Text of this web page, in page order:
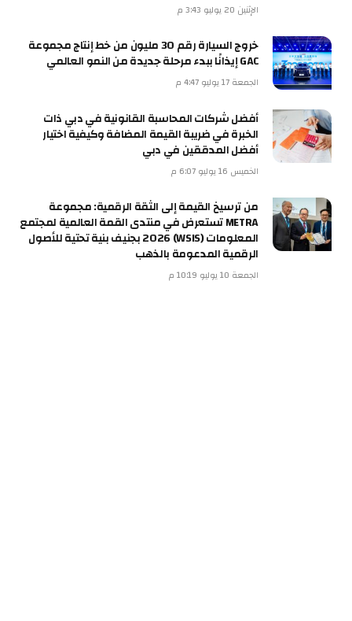
الإثنين 20 يوليو 3:43 م
خروج السيارة رقم 30 مليون من خط إنتاج مجموعة
GAC إيذانًا ببدء مرحلة جديدة من النمو العالمي
الجمعة 17 يوليو 4:47 م
أفضل شركات المحاسبة القانونية في دبي ذات
الخبرة في ضريبة القيمة المضافة وكيفية اختيار
أفضل المدققين في دبي
الخميس 16 يوليو 6:07 م
من ترسيخ القيمة إلى الثقة الرقمية: مجموعة
METRA تستعرض في منتدى القمة العالمية لمجتمع
المعلومات (WSIS) 2026 بجنيف بنية تحتية للأصول
الرقمية المدعومة بالذهب
الجمعة 10 يوليو 10:19 م